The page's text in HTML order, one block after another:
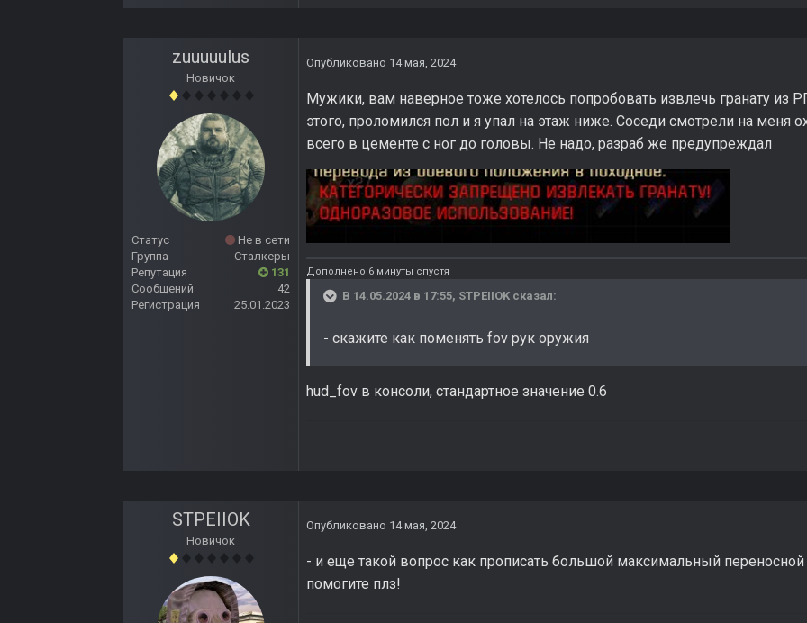
zuuuuulus
Новичок
Статус
Не в сети
Группа
Сталкеры
Репутация
131
Сообщений
42
Регистрация
25.01.2023
Опубликовано 14 мая, 2024
Мужики, вам наверное тоже хотелось попробовать извлечь гранату из
этого, проломился пол и я упал на этаж ниже. Соседи смотрели на
всего в цементе с ног до головы. Не надо, разраб же предупреждал
Дополнено 6 минуты спустя
В 14.05.2024 в 17:55, STPEIIOK сказал:
- скажите как поменять fov рук оружия
hud_fov в консоли, стандартное значение 0.6
STPEIIOK
Новичок
Опубликовано 14 мая, 2024
- и еще такой вопрос как прописать большой максимальный
помогите плз!